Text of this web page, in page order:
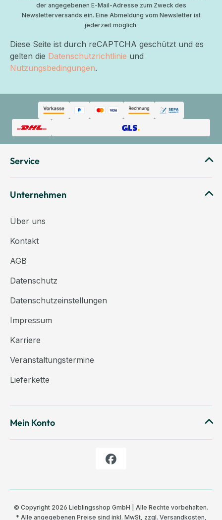
der angegebenen E-Mail-Adresse zum Zweck des
Newsletterversands ein. Eine Abmeldung vom Newsletter ist
jederzeit möglich.
Diese Seite ist durch reCAPTCHA geschützt und es
gelten die Datenschutzrichtlinie und
Nutzungsbedingungen.
Service
Unternehmen
Über uns
Kontakt
AGB
Datenschutz
Datenschutzeinstellungen
Impressum
Karriere
Veranstaltungstermine
Lieferkette
Mein Konto
© Copyright 2026 Lieblingsshop GmbH | Alle Rechte vorbehalten.
* Alle angegebenen Preise sind inkl. MwSt, zzgl. Versandkosten,